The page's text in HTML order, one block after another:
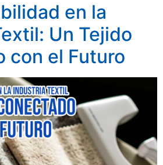
en la
Un Tejido
con el Futuro